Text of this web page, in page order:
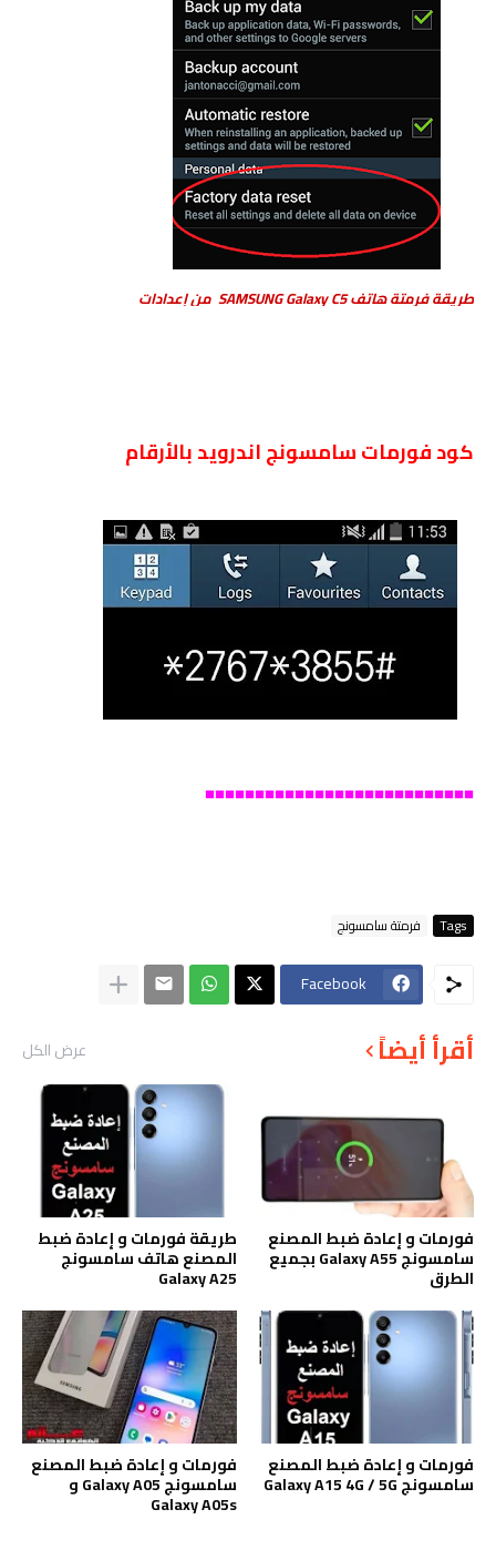
طريقة فرمتة هاتف SAMSUNG Galaxy C5 من إعدادات
كود فورمات سامسونج اندرويد بالأرقام
■■■■■■■■■■■■■■■■■■■■■■■■■■■
Tags فرمتة سامسونج
Facebook
أقرأ أيضاً عرض الكل
فورمات و إعادة ضبط المصنع
سامسونج Galaxy A55 بجميع
الطرق
طريقة فورمات و إعادة ضبط
المصنع هاتف سامسونج
Galaxy A25
فورمات و إعادة ضبط المصنع
سامسونج Galaxy A15 4G / 5G
فورمات و إعادة ضبط المصنع
سامسونج Galaxy A05 و
Galaxy A05s